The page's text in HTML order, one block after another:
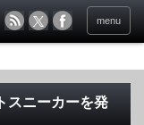
menu
スニーカーを発